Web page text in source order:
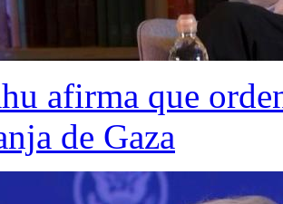
afirma que
de Gaza